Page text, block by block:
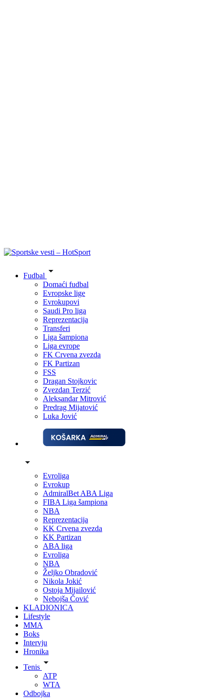
Fudbal
Domaći fudbal
Evropske lige
Evrokupovi
Saudi Pro liga
Reprezentacija
Transferi
Liga šampiona
Liga evrope
FK Crvena zvezda
FK Partizan
FSS
Dragan Stojkovic
Zvezdan Terzić
Aleksandar Mitrović
Predrag Mijatović
Luka Jović
Evroliga
Evrokup
AdmiralBet ABA Liga
FIBA Liga šampiona
NBA
Reprezentacija
KK Crvena zvezda
KK Partizan
ABA liga
Evroliga
NBA
Željko Obradović
Nikola Jokić
Ostoja Mijailović
Nebojša Čović
KLADIONICA
Lifestyle
MMA
Boks
Intervju
Hronika
Tenis
ATP
WTA
Odbojka